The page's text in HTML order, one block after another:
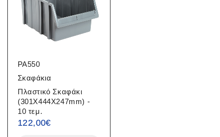
PA550
Σκαφάκια
Πλαστικό Σκαφάκι
(301X444X247mm) -
10 τεμ.
122,00€